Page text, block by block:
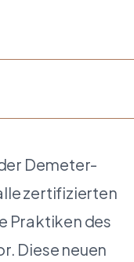
Demeter-
zertifizierten
Praktiken des
Diese neuen